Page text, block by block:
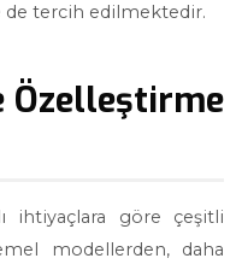
tercih edilmektedir.
Özelleştirme
ihtiyaçlara göre çeşitli
modellerden, daha